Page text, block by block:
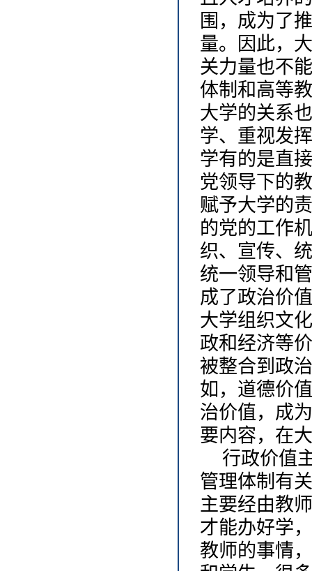
围，成为了
量。因此，
关力量也不
体制和高等
大学的关系
学、重视发
学有的是直
党领导下的
赋予大学的
的党的工作
织、宣传、
统一领导和
成了政治价
大学组织文
政和经济等
被整合到政
如，道德价
治价值，成
要内容，在
行政价值
管理体制有
主要经由教
才能办好学
教师的事情